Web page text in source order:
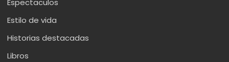
Espectaculos
Estilo de vida
Historias destacadas
Libros